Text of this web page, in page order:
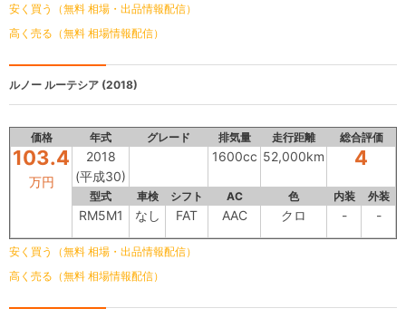
安く買う（無料 相場・出品情報配信）
高く売る（無料 相場情報配信）
ルノー ルーテシア (2018)
価格 年式 グレード 排気量 走行距離 総合評価
103.4
万円
2018
(平成30)
1600cc 52,000km 4
型式 車検 シフト AC 色 内装 外装
RM5M1 なし FAT AAC クロ - -
安く買う（無料 相場・出品情報配信）
高く売る（無料 相場情報配信）